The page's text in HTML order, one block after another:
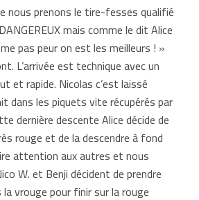
nous prenons le tire-fesses qualifié
mais comme le dit Alice
pas peur on est les meilleurs ! »
L’arrivée est technique avec un
et rapide. Nicolas c’est laissé
dans les piquets vite récupérés par
dernière descente Alice décide de
rouge et de la descendre à fond
attention aux autres et nous
W. et Benji décident de prendre
vrouge pour finir sur la rouge